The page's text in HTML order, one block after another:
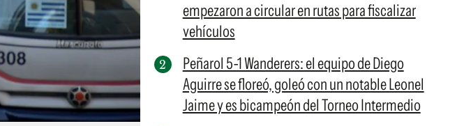
empezaron a circular en rutas para fiscalizar
vehículos
Peñarol 5-1 Wanderers: el equipo de Diego
Aguirre se floreó, goleó con un notable Leonel
Jaime y es bicampeón del Torneo Intermedio